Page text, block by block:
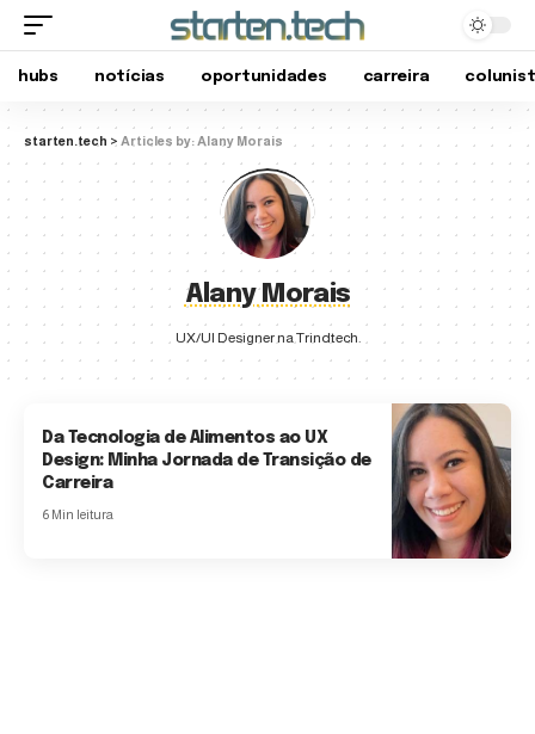
hubs notícias oportunidades carreira
starten.tech > Articles by: Alany Morais
Alany Morais
UX/UI Designer na Trindtech.
Da Tecnologia de Alimentos ao UX
Design: Minha Jornada de Transição de
Carreira
6 Min leitura